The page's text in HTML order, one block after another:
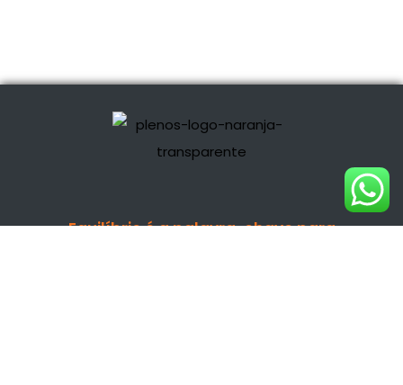
Equilíbrio é a palavra-chave para